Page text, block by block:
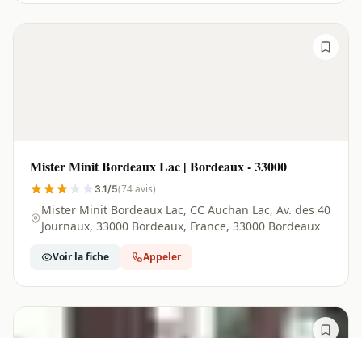
Mister Minit Bordeaux Lac | Bordeaux - 33000
3.1/5(74 avis)
Mister Minit Bordeaux Lac, CC Auchan Lac, Av. des 40
Journaux, 33000 Bordeaux, France, 33000 Bordeaux
Voir la fiche Appeler